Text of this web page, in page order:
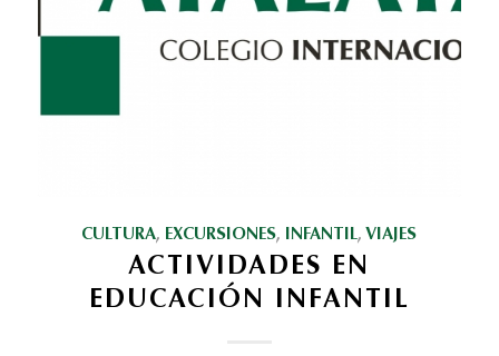
CULTURA, EXCURSIONES, INFANTIL, VIAJES
ACTIVIDADES EN
EDUCACIÓN INFANTIL